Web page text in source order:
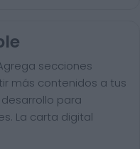
secciones
más contenidos a tus
para
La carta digital